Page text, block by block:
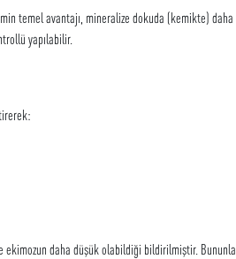
temel avantajı, mineralize dokuda (kemikte) daha
yapılabilir.
ekimozun daha düşük olabildiği bildirilmiştir. Bununla